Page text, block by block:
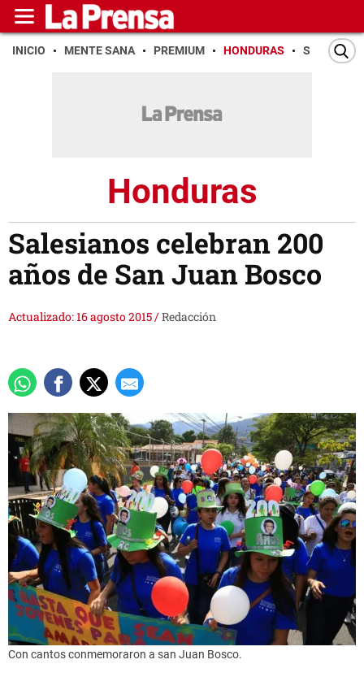
INICIO MENTE SANA PREMIUM HONDURAS SAN PEDRO
Honduras
Salesianos celebran 200
años de San Juan Bosco
Actualizado: 16 agosto 2015/Redacción
Con cantos conmemoraron a san Juan Bosco.